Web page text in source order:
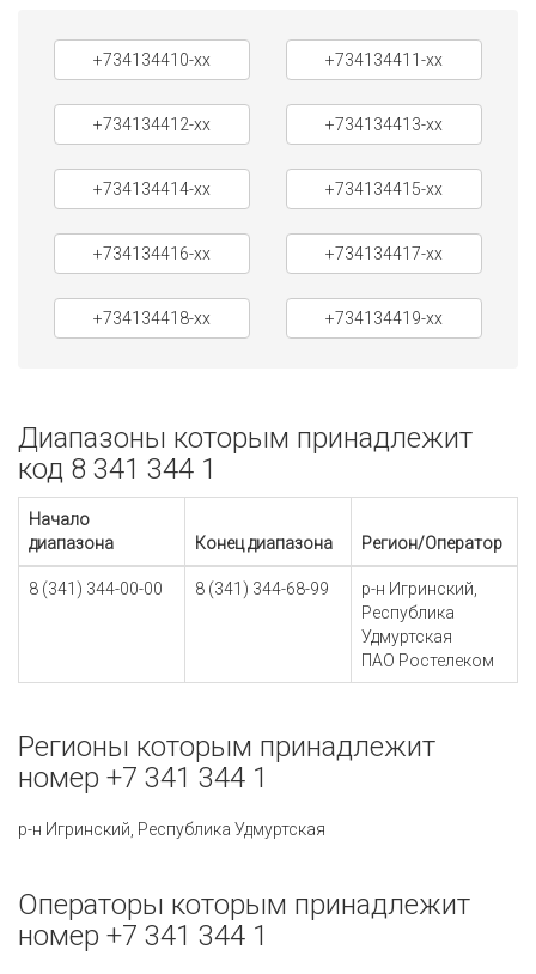
+734134410-xx +734134411-xx
+734134412-xx +734134413-xx
+734134414-xx +734134415-xx
+734134416-xx +734134417-xx
+734134418-xx +734134419-xx
Диапазоны которым принадлежит
код 8 341 344 1
Начало
диапазона
Конец диапазона Регион/Оператор
8 (341) 344-00-00 8 (341) 344-68-99
р-н Игринский,
Республика
Удмуртская
ПАО Ростелеком
Регионы которым принадлежит
номер +7 341 344 1
р-н Игринский, Республика Удмуртская
Операторы которым принадлежит
номер +7 341 344 1